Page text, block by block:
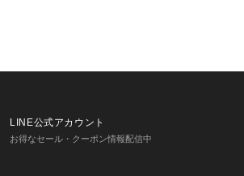
LINE公式アカウント
お得なセール・クーポン情報配信中